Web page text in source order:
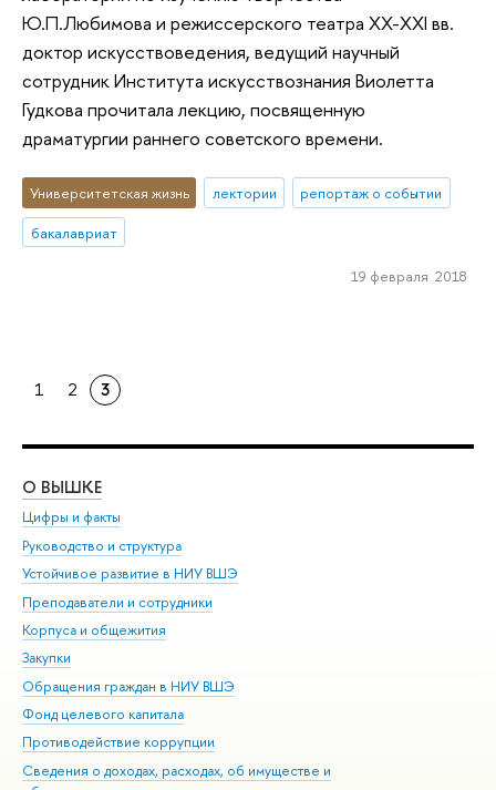
Ю.П.Любимова и режиссерского театра XX-XXI вв.
доктор искусствоведения, ведущий научный
сотрудник Института искусствознания Виолетта
Гудкова прочитала лекцию, посвященную
драматургии раннего советского времени.
Университетская жизнь лектории
репортаж о событии
бакалавриат
19 февраля 2018
1 2 3
О ВЫШКЕ
Цифры и факты
Руководство и структура
Устойчивое развитие в НИУ ВШЭ
Преподаватели и сотрудники
Корпуса и общежития
Закупки
Обращения граждан в НИУ ВШЭ
Фонд целевого капитала
Противодействие коррупции
Сведения о доходах, расходах, об имуществе и